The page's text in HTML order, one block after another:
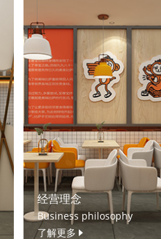
经营理念
Business philosophy
了解更多